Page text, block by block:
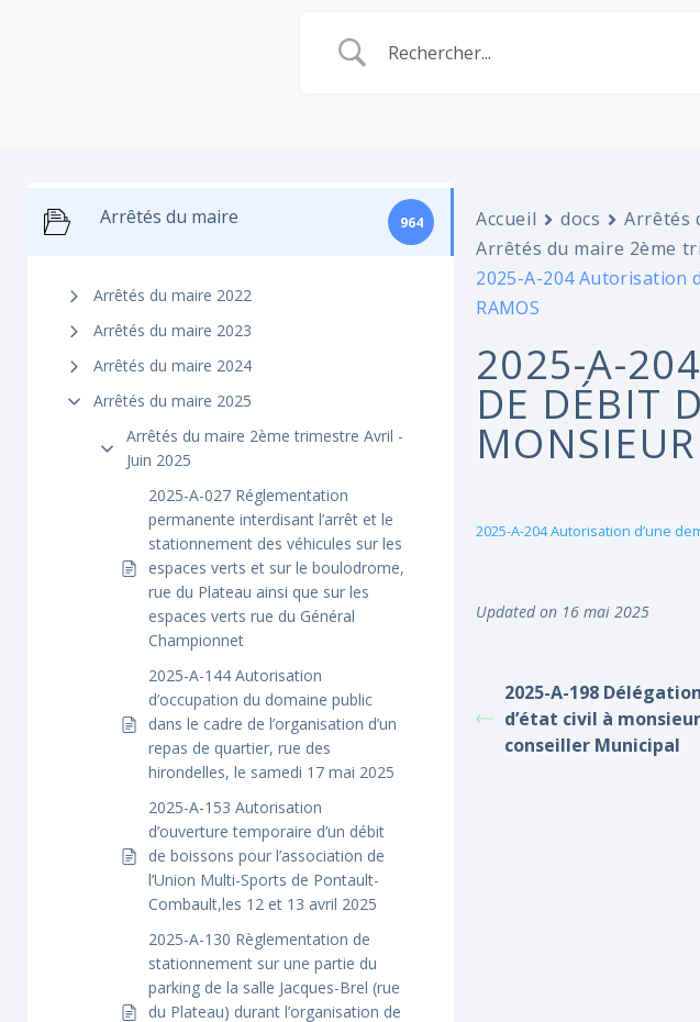
Arrêtés du maire 964
Arrêtés du maire 2022
Arrêtés du maire 2023
Arrêtés du maire 2024
Arrêtés du maire 2025
Arrêtés du maire 2ème trimestre Avril -
Juin 2025
2025-A-027 Réglementation
permanente interdisant l’arrêt et le
stationnement des véhicules sur les
espaces verts et sur le boulodrome,
rue du Plateau ainsi que sur les
espaces verts rue du Général
Championnet
2025-A-144 Autorisation
d’occupation du domaine public
dans le cadre de l’organisation d’un
repas de quartier, rue des
hirondelles, le samedi 17 mai 2025
2025-A-153 Autorisation
d’ouverture temporaire d’un débit
de boissons pour l’association de
l’Union Multi-Sports de Pontault-
Combault,les 12 et 13 avril 2025
2025-A-130 Règlementation de
stationnement sur une partie du
parking de la salle Jacques-Brel (rue
du Plateau) durant l’organisation de
Accueil docs Arrêtés
Arrêtés du maire 2ème
2025-A-204 Autorisation
RAMOS
2025-A-
DE DÉBIT
2025-A-204 Autorisation d’une
Updated on 16 mai 2025
2025-A-198
d’état civil à monsieur
conseiller Municipal